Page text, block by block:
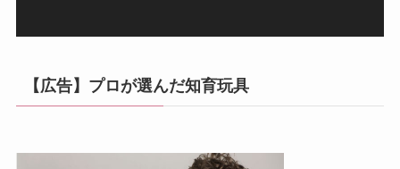
【広告】プロが選んだ知育玩具